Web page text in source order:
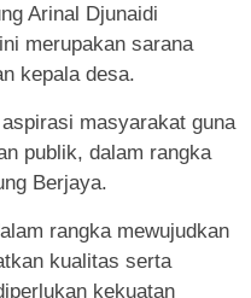
Arinal Djunaidi
merupakan sarana
kepala desa.
masyarakat guna
publik, dalam rangka
Berjaya.
rangka mewujudkan
kualitas serta
kekuatan